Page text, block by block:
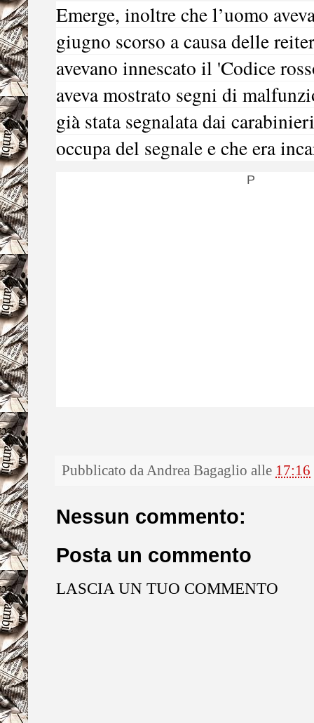
Emerge, inoltre che l’uomo
giugno scorso a causa delle
avevano innescato il 'Codice
aveva mostrato segni di
già stata segnalata dai
occupa del segnale e che era
P
Pubblicato daAndrea Bagaglio alle 17:16
Nessun commento:
Posta un commento
LASCIA UN TUO COMMENTO